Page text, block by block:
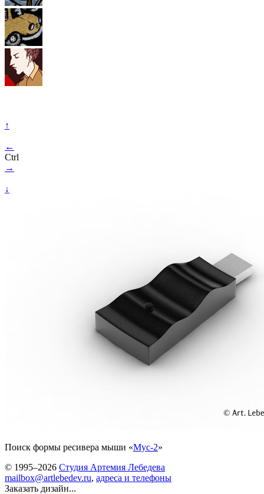
↑
←
Ctrl
→
↓
Поиск формы ресивера мыши «Мус-2»
© 1995–2026 Студия Артемия Лебедева
mailbox@artlebedev.ru, адреса и телефоны
Заказать дизайн...